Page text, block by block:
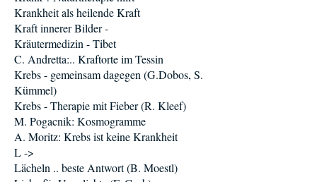
Krankheit als heilende Kraft
Kraft innerer Bilder -
Kräutermedizin - Tibet
C. Andretta:.. Kraftorte im Tessin
Krebs - gemeinsam dagegen (G.Dobos, S.
Kümmel)
Krebs - Therapie mit Fieber (R. Kleef)
M. Pogacnik: Kosmogramme
A. Moritz: Krebs ist keine Krankheit
L ->
Lächeln .. beste Antwort (B. Moestl)